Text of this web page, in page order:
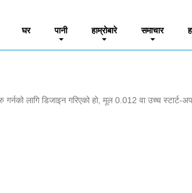
घर पानी हाम्रोबारे समाचार
लागि डिजाइन गरिएको हो, मूल 0.012 वा उच्च स्टार्ट-